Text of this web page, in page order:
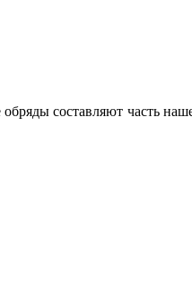
составляют часть